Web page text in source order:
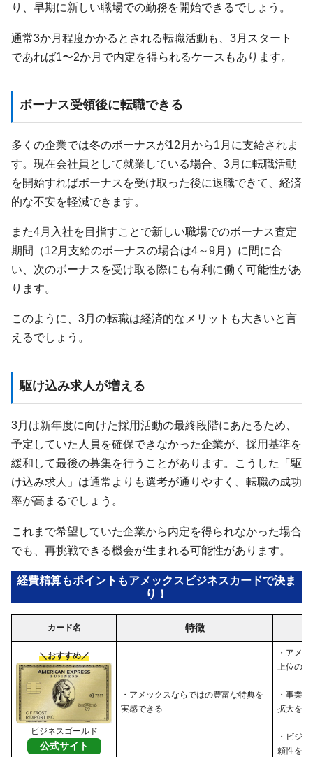
り、早期に新しい職場での勤務を開始できるでしょう。
通常3か月程度かかるとされる転職活動も、3月スタート
であれば1〜2か月で内定を得られるケースもあります。
ボーナス受領後に転職できる
多くの企業では冬のボーナスが12月から1月に支給されま
す。現在会社員として就業している場合、3月に転職活動
を開始すればボーナスを受け取った後に退職できて、経済
的な不安を軽減できます。
また4月入社を目指すことで新しい職場でのボーナス査定
期間（12月支給のボーナスの場合は4～9月）に間に合
い、次のボーナスを受け取る際にも有利に働く可能性があ
ります。
このように、3月の転職は経済的なメリットも大きいと言
えるでしょう。
駆け込み求人が増える
3月は新年度に向けた採用活動の最終段階にあたるため、
予定していた人員を確保できなかった企業が、採用基準を
緩和して最後の募集を行うことがあります。こうした「駆
け込み求人」は通常よりも選考が通りやすく、転職の成功
率が高まるでしょう。
これまで希望していた企業から内定を得られなかった場合
でも、再挑戦できる機会が生まれる可能性があります。
経費精算もポイントもアメックスビジネスカードで決ま
り！
カード名 特徴
＼おすすめ／
ビジネスゴールド
公式サイト
・アメックスならではの豊富な特典を
実感できる
・アメ
上位のサ
・事業
拡大を目
・ビジ
頼性を高